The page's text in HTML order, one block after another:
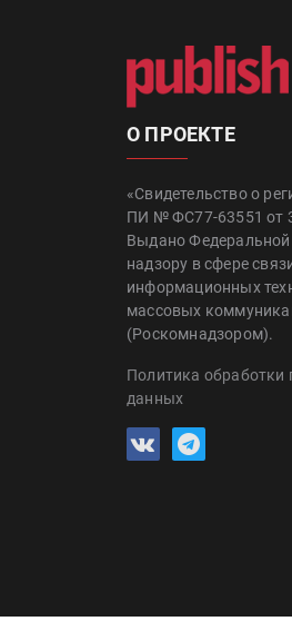
О ПРОЕКТЕ
«Свидетельство о
ПИ № ФС77-63551 от
Выдано
надзору в сфере
информационных
массовых
(Роскомнадзором).
Политика обработки
данных